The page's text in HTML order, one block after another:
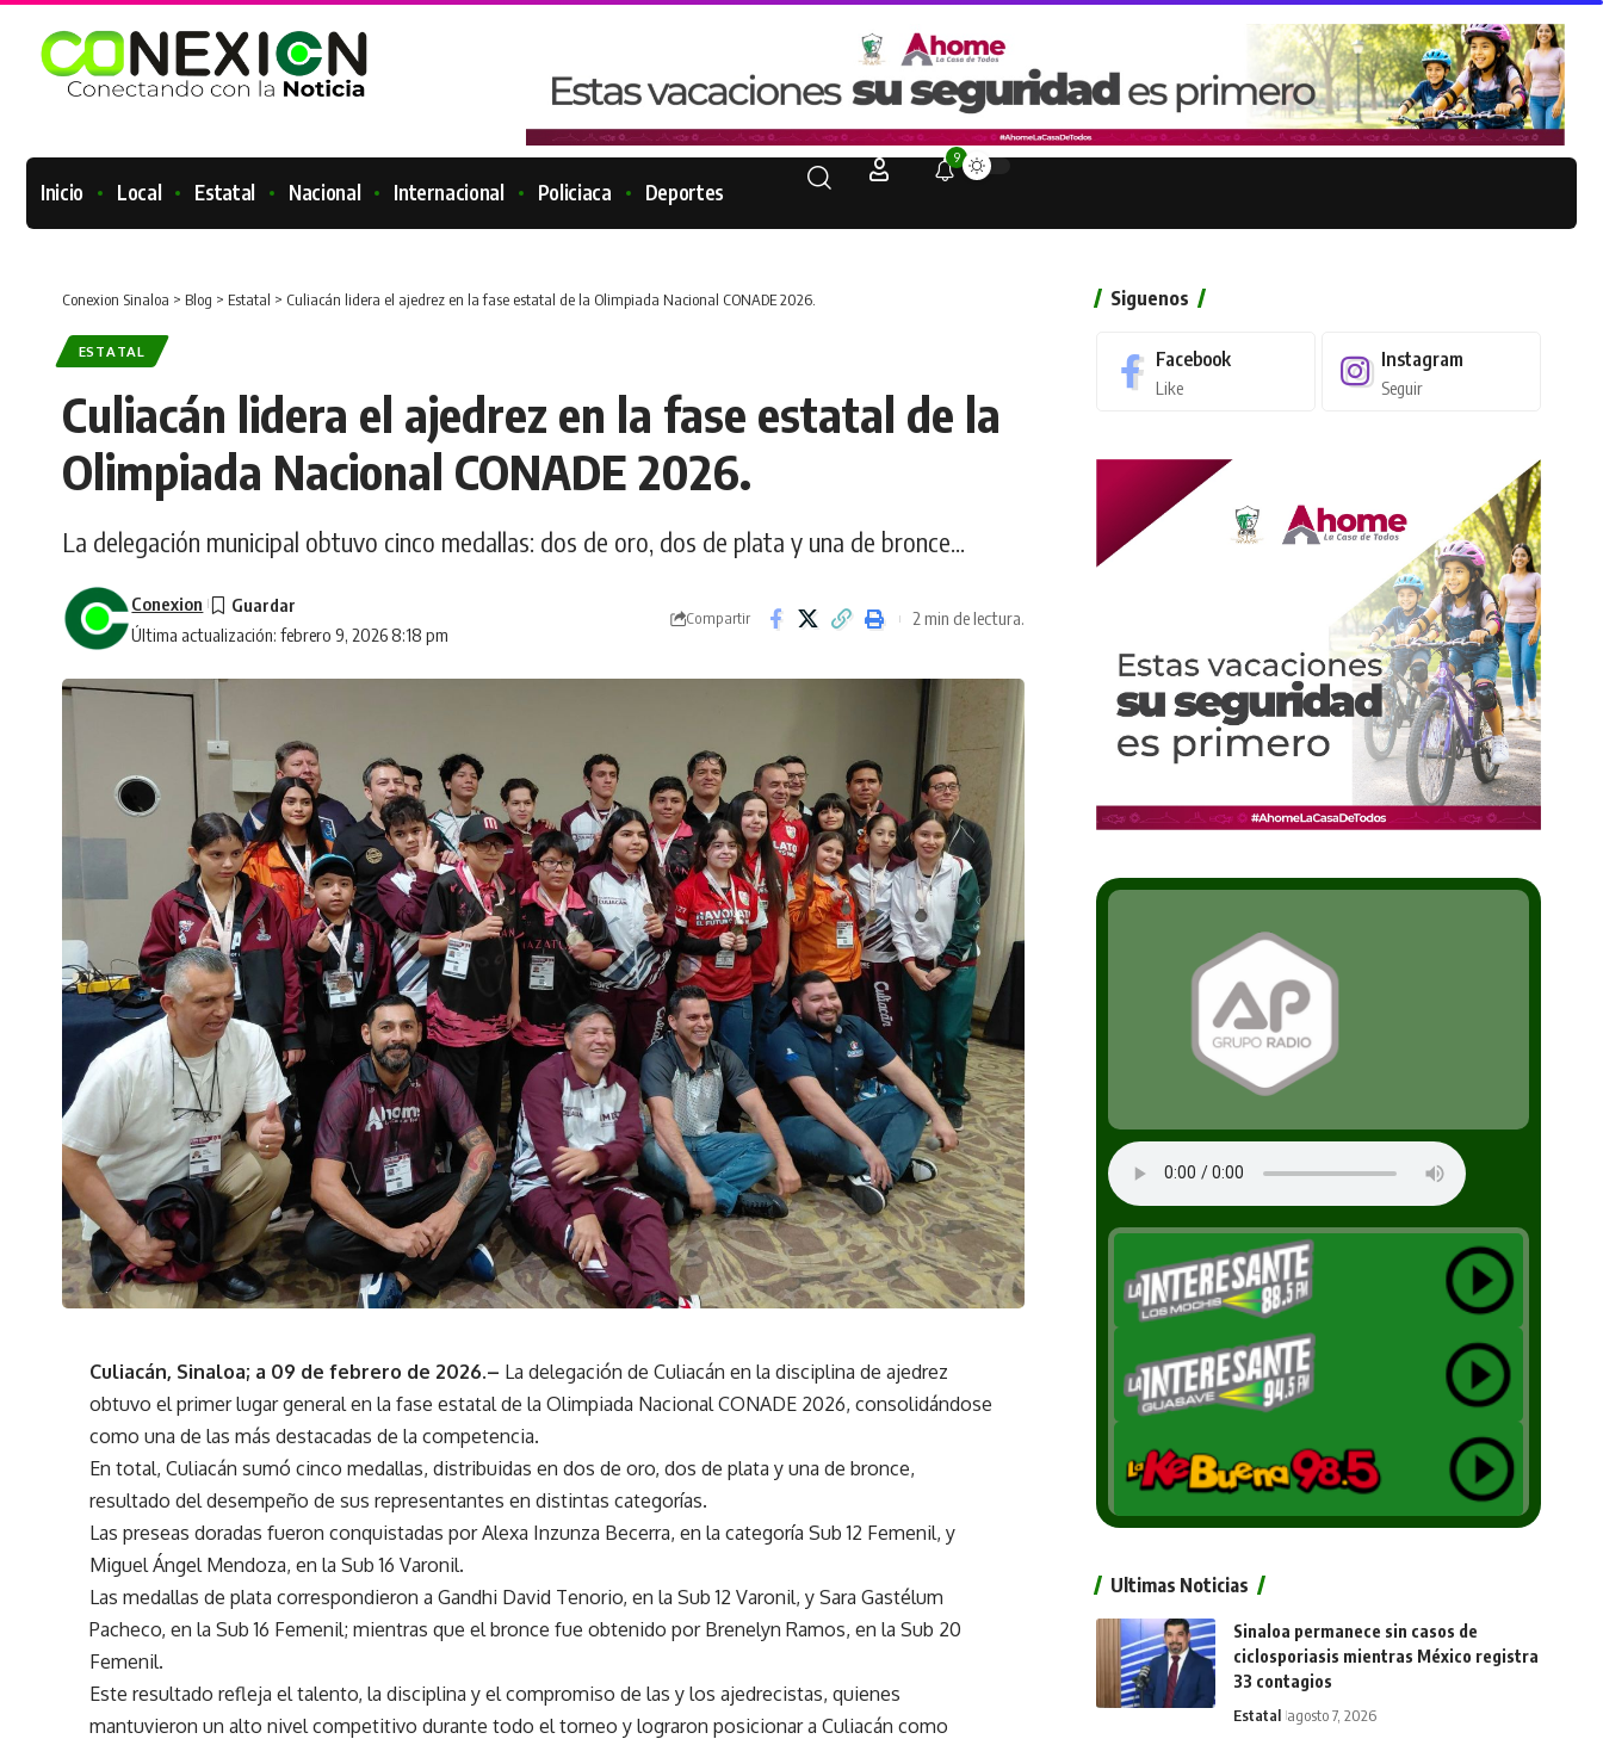
Inicio Local Estatal Nacional Internacional Policiaca Deportes
9
Conexion Sinaloa > Blog > Estatal > Culiacán lidera el ajedrez en la fase estatal de la Olimpiada Nacional CONADE 2026.
ESTATAL
Culiacán lidera el ajedrez en la fase estatal de la
Olimpiada Nacional CONADE 2026.
La delegación municipal obtuvo cinco medallas: dos de oro, dos de plata y una de bronce...
Última actualización: febrero 9, 2026 8:18 pm
Conexion
Compartir 2 min de lectura.
Culiacán, Sinaloa; a 09 de febrero de 2026.– La delegación de Culiacán en la disciplina de ajedrez
obtuvo el primer lugar general en la fase estatal de la Olimpiada Nacional CONADE 2026, consolidándose
como una de las más destacadas de la competencia.
En total, Culiacán sumó cinco medallas, distribuidas en dos de oro, dos de plata y una de bronce,
resultado del desempeño de sus representantes en distintas categorías.
Las preseas doradas fueron conquistadas por Alexa Inzunza Becerra, en la categoría Sub 12 Femenil, y
Miguel Ángel Mendoza, en la Sub 16 Varonil.
Las medallas de plata correspondieron a Gandhi David Tenorio, en la Sub 12 Varonil, y Sara Gastélum
Pacheco, en la Sub 16 Femenil; mientras que el bronce fue obtenido por Brenelyn Ramos, en la Sub 20
Femenil.
Este resultado refleja el talento, la disciplina y el compromiso de las y los ajedrecistas, quienes
mantuvieron un alto nivel competitivo durante todo el torneo y lograron posicionar a Culiacán como
Siguenos
Facebook
Like
Instagram
Seguir
Ultimas Noticias
Sinaloa permanece sin casos de
ciclosporiasis mientras México registra
33 contagios
Estatal agosto 7, 2026